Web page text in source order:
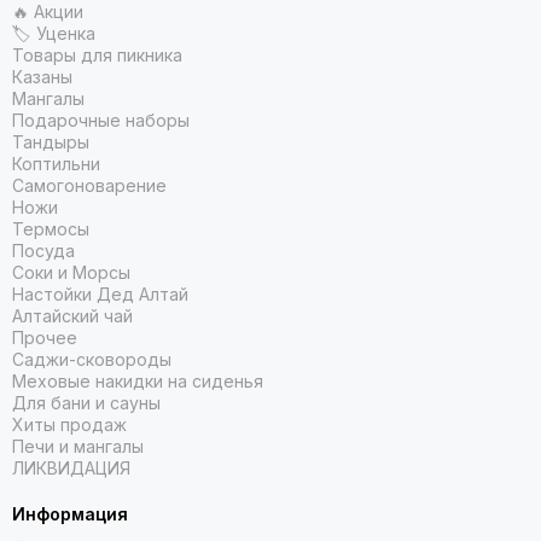
🔥 Акции
🏷 Уценка
Товары для пикника
Казаны
Мангалы
Подарочные наборы
Тандыры
Коптильни
Самогоноварение
Ножи
Термосы
Посуда
Соки и Морсы
Настойки Дед Алтай
Алтайский чай
Прочее
Саджи-сковороды
Меховые накидки на сиденья
Для бани и сауны
Хиты продаж
Печи и мангалы
ЛИКВИДАЦИЯ
Информация